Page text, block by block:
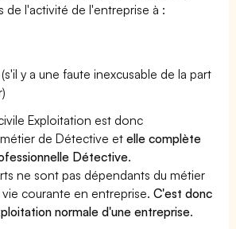
de l'activité de l'entreprise à :
y a une faute inexcusable de la part
Exploitation est donc
de Détective etelle complète
Détective.
ne sont pas dépendants du métier
vie courante en entreprise.C'est donc
normale d'une entreprise.